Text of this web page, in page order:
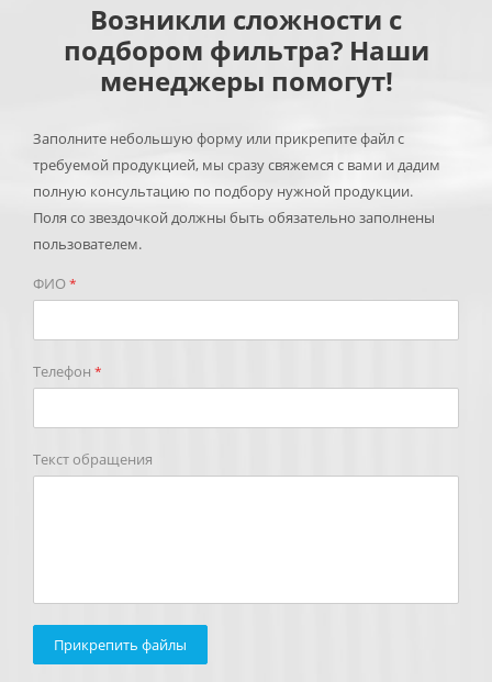
Возникли сложности с
подбором фильтра? Наши
менеджеры помогут!
Заполните небольшую форму или прикрепите файл с
требуемой продукцией, мы сразу свяжемся с вами и дадим
полную консультацию по подбору нужной продукции.
Поля со звездочкой должны быть обязательно заполнены
пользователем.
ФИО*
Телефон *
Текст обращения
Прикрепить файлы